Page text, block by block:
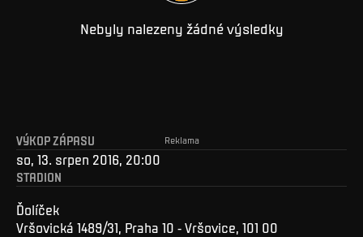
Nebyly nalezeny žádné výsledky
Reklama
VÝKOP ZÁPASU
so, 13. srpen 2016, 20:00
STADION
Ďolíček
Vršovická 1489/31, Praha 10 - Vršovice, 101 00